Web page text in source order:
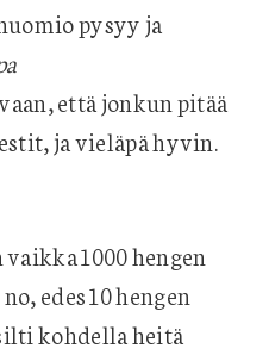
pysyy ja
että jonkun pitää
ja vieläpä hyvin.
1000 hengen
edes 10 hengen
kohdella heitä